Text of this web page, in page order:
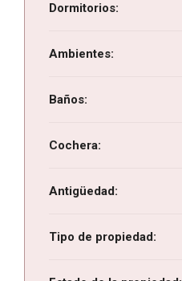
Dormitorios:
Ambientes:
Baños:
Cochera:
Antigüedad:
Tipo de propiedad: